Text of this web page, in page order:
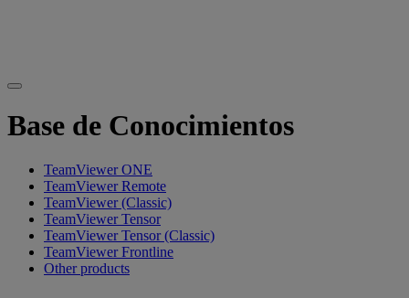
Base de Conocimientos
TeamViewer ONE
TeamViewer Remote
TeamViewer (Classic)
TeamViewer Tensor
TeamViewer Tensor (Classic)
TeamViewer Frontline
Other products